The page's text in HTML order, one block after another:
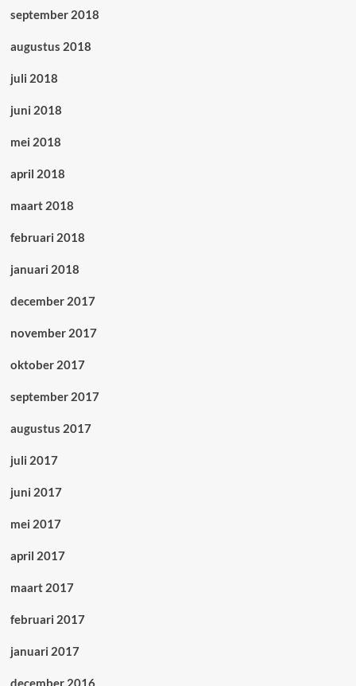
september 2018
augustus 2018
juli 2018
juni 2018
mei 2018
april 2018
maart 2018
februari 2018
januari 2018
december 2017
november 2017
oktober 2017
september 2017
augustus 2017
juli 2017
juni 2017
mei 2017
april 2017
maart 2017
februari 2017
januari 2017